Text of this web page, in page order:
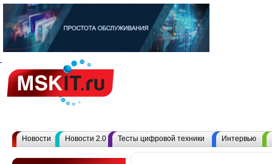
Новости Новости 2.0 Тесты цифровой техники Интервью